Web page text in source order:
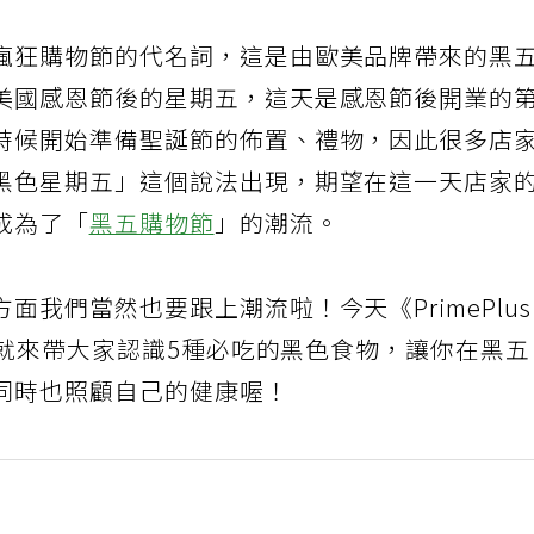
購物節的代名詞，這是由歐美品牌帶來的黑
感恩節後的星期五，這天是感恩節後開業的第
開始準備聖誕節的佈置、禮物，因此很多店
星期五」這個說法出現，期望在這一天店家
為了「黑五購物節」的潮流。
我們當然也要跟上潮流啦！今天《PrimePlus
帶大家認識5種必吃的黑色食物，讓你在黑五
也照顧自己的健康喔！